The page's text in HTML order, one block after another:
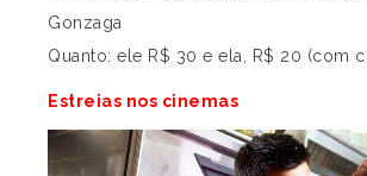
Gonzaga
Quanto: ele R$ 30 e ela, R$ 20 (com
Estreias nos cinemas